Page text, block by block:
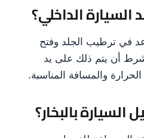
السيارة الداخلي؟
في ترطيب الجلد وفتح
أن يتم ذلك على يد
والمسافة المناسبة.
بالبخار؟